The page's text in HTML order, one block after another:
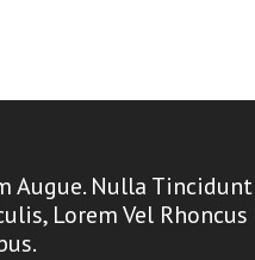
Augue. Nulla Tincidunt
Lorem Vel Rhoncus